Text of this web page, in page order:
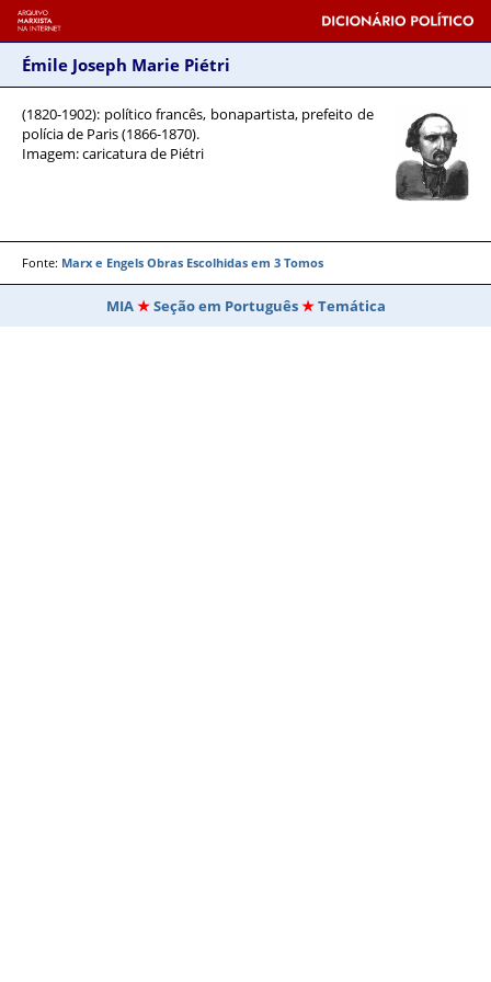
Émile Joseph Marie Piétri
(1820-1902): político francês, bonapartista, prefeito de
polícia de Paris (1866-1870).
Imagem: caricatura de Piétri
Fonte: Marx e Engels Obras Escolhidas em 3 Tomos
MIA Seção em Português Temática